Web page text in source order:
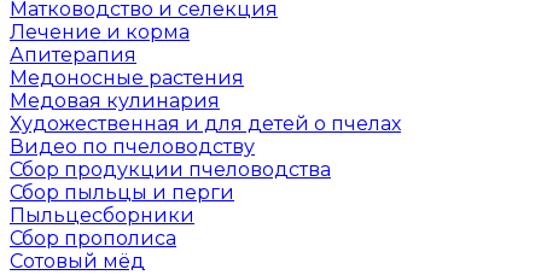
Матководство и селекция
Лечение и корма
Апитерапия
Медоносные растения
Медовая кулинария
Художественная и для детей о пчелах
Видео по пчеловодству
Сбор продукции пчеловодства
Сбор пыльцы и перги
Пыльцесборники
Сбор прополиса
Сотовый мёд